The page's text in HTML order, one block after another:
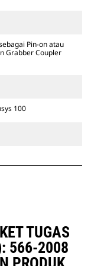
Trenching width
kompatibel
Khusus
Coupler
untuk
Pin-on atau
Grabber Coupler
100
TUGAS
566-2008